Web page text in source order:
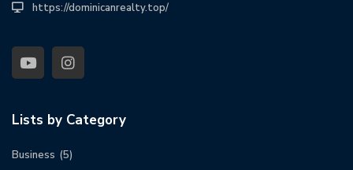
https://dominicanrealty.top/
Lists by Category
Business (5)